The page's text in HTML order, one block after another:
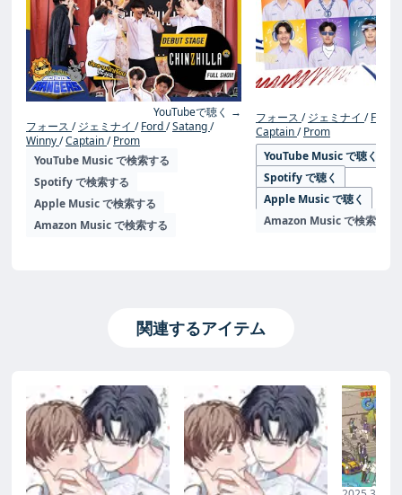
YouTubeで聴く →
フォース
ジェミナイ Ford Satang
Winny Captain
Prom
YouTube Music で検索する
Spotify で検索する
Apple Music で検索する
Amazon Music で検索する
フォース ジェミナイ
Ford
Captain
Prom
YouTube Music で聴く
Spotify で聴く
Apple Music で聴く
Amazon Music で検索する
関連するアイテム